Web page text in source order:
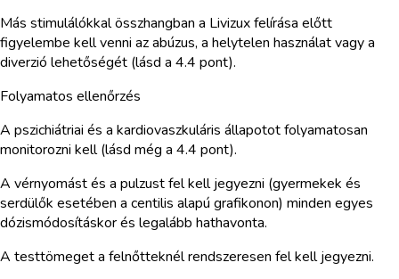
Más stimulálókkal összhangban a Livizux felírása előtt
figyelembe kell venni az abúzus, a helytelen használat vagy a
diverzió lehetőségét (lásd a 4.4 pont).
Folyamatos ellenőrzés
A pszichiátriai és a kardiovaszkuláris állapotot folyamatosan
monitorozni kell (lásd még a 4.4 pont).
A vérnyomást és a pulzust fel kell jegyezni (gyermekek és
serdülők esetében a centilis alapú grafikonon) minden egyes
dózismódosításkor és legalább hathavonta.
A testtömeget a felnőtteknél rendszeresen fel kell jegyezni.